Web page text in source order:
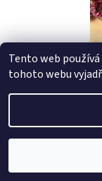
Tento web
tohoto webu